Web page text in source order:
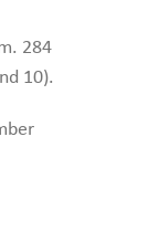
284
10).